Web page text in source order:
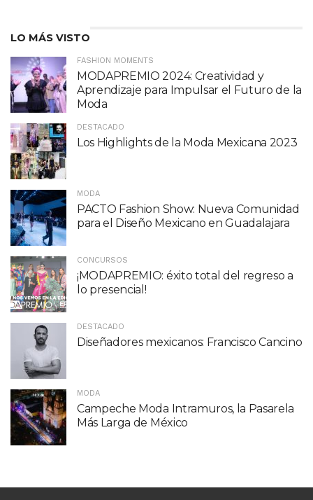
LO MÁS VISTO
FASHION MOMENTS
MODAPREMIO 2024: Creatividad y
Aprendizaje para Impulsar el Futuro de la
Moda
DESTACADO
Los Highlights de la Moda Mexicana 2023
MODA
PACTO Fashion Show: Nueva Comunidad
para el Diseño Mexicano en Guadalajara
CONCURSOS
¡MODAPREMIO: éxito total del regreso a
lo presencial!
DESTACADO
Diseñadores mexicanos: Francisco Cancino
MODA
Campeche Moda Intramuros, la Pasarela
Más Larga de México